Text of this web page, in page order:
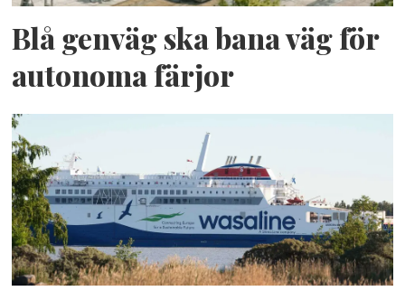
Blå genväg ska bana väg för
autonoma färjor